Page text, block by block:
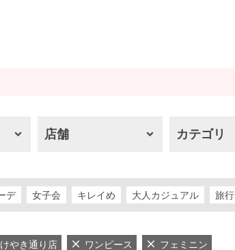
店舗 カテゴリ
デ 女子会 キレイめ 大人カジュアル 旅行
やき通り店 ワンピース フェミニン